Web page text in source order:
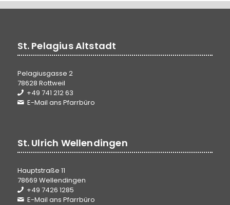
St. Pelagius Altstadt
Pelagiusgasse 2
78628 Rottweil
+49 741 212 63
E-Mail ans Pfarrbüro
St. Ulrich Wellendingen
Hauptstraße 11
78669 Wellendingen
+49 7426 1285
E-Mail ans Pfarrbüro